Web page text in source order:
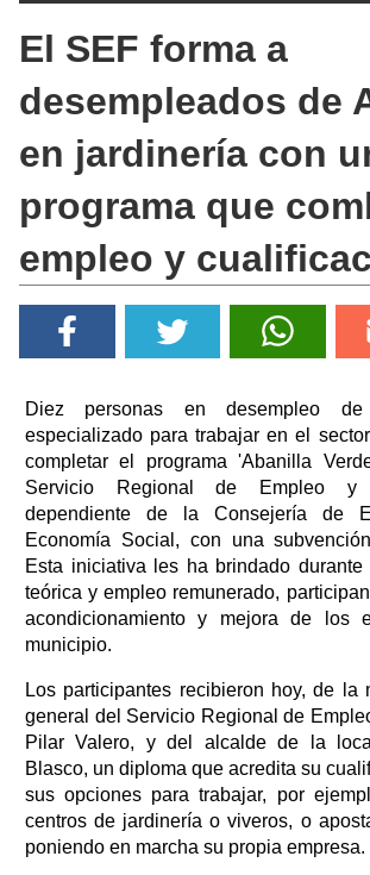
El SEF forma a
desempleados de
en jardinería con
programa que
empleo y
Diez personas en desempleo
especializado para trabajar en el
completar el programa 'Abanilla
Servicio Regional de Empleo y
dependiente de la Consejería de
Economía Social, con una
Esta iniciativa les ha brindado durante
teórica y empleo remunerado,
acondicionamiento y mejora de los
municipio.
Los participantes recibieron hoy, de la
general del Servicio Regional de
Pilar Valero, y del alcalde de la
Blasco, un diploma que acredita su
sus opciones para trabajar, por
centros de jardinería o viveros, o
poniendo en marcha su propia empresa.